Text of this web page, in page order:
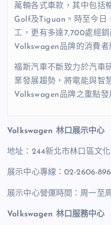
萬輛各式車款，其中包括
Golf及Tiguan。時至今日
工，更有多達7,700處經
Volkswagen品牌的消費者
福斯汽車不斷致力於汽車
業發展趨勢，將電能與智
Volkswagen品牌之重點發
Volkswagen 林口展示中心
地址：244新北市林口區文
展示中心專線：02-2606-
展示中心營運時間：周一至
Volkswagen 林口服務中心